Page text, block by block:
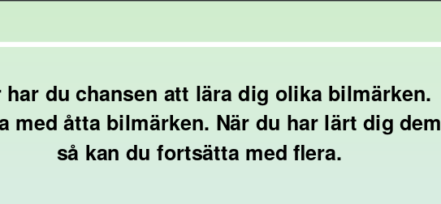
har du chansen att lära dig olika bilmärken.
med åtta bilmärken. När du har lärt dig dem
så kan du fortsätta med flera.